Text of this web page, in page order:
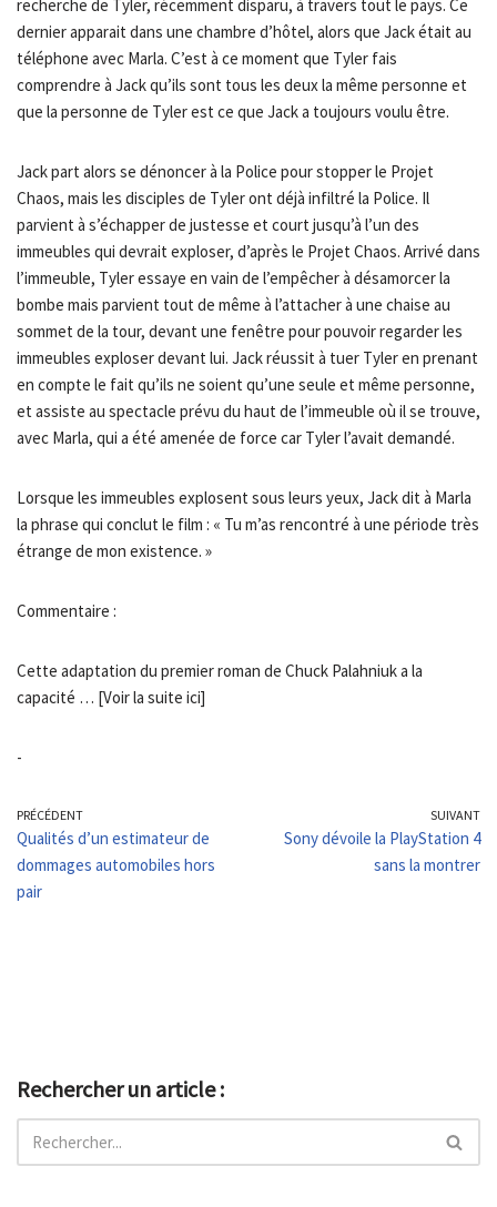
recherche de Tyler, récemment disparu, à travers tout le pays. Ce
dernier apparait dans une chambre d’hôtel, alors que Jack était au
téléphone avec Marla. C’est à ce moment que Tyler fais
comprendre à Jack qu’ils sont tous les deux la même personne et
que la personne de Tyler est ce que Jack a toujours voulu être.
Jack part alors se dénoncer à la Police pour stopper le Projet
Chaos, mais les disciples de Tyler ont déjà infiltré la Police. Il
parvient à s’échapper de justesse et court jusqu’à l’un des
immeubles qui devrait exploser, d’après le Projet Chaos. Arrivé dans
l’immeuble, Tyler essaye en vain de l’empêcher à désamorcer la
bombe mais parvient tout de même à l’attacher à une chaise au
sommet de la tour, devant une fenêtre pour pouvoir regarder les
immeubles exploser devant lui. Jack réussit à tuer Tyler en prenant
en compte le fait qu’ils ne soient qu’une seule et même personne,
et assiste au spectacle prévu du haut de l’immeuble où il se trouve,
avec Marla, qui a été amenée de force car Tyler l’avait demandé.
Lorsque les immeubles explosent sous leurs yeux, Jack dit à Marla
la phrase qui conclut le film : « Tu m’as rencontré à une période très
étrange de mon existence. »
Commentaire :
Cette adaptation du premier roman de Chuck Palahniuk a la
capacité … [Voir la suite ici]
-
PRÉCÉDENT
Qualités d’un estimateur de
dommages automobiles hors
pair
SUIVANT
Sony dévoile la PlayStation 4
sans la montrer
Rechercher un article :